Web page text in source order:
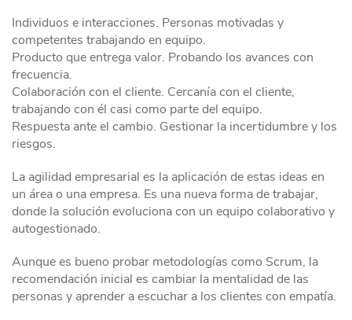
Individuos e interacciones. Personas motivadas y
competentes trabajando en equipo.
Producto que entrega valor. Probando los avances con
frecuencia.
Colaboración con el cliente. Cercanía con el cliente,
trabajando con él casi como parte del equipo.
Respuesta ante el cambio. Gestionar la incertidumbre y los
riesgos.
La agilidad empresarial es la aplicación de estas ideas en
un área o una empresa. Es una nueva forma de trabajar,
donde la solución evoluciona con un equipo colaborativo y
autogestionado.
Aunque es bueno probar metodologías como Scrum, la
recomendación inicial es cambiar la mentalidad de las
personas y aprender a escuchar a los clientes con empatía.